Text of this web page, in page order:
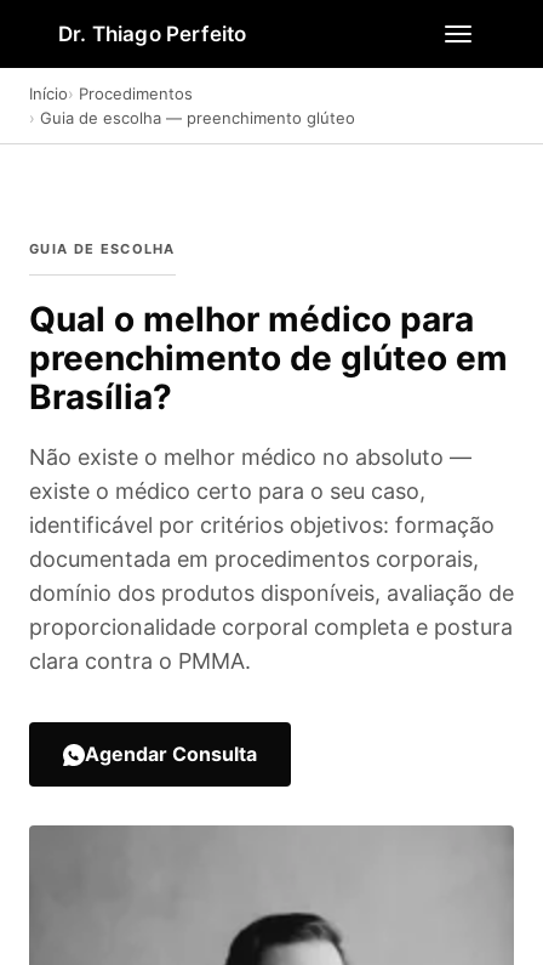
Dr. Thiago Perfeito
Início
Procedimentos
Guia de escolha — preenchimento glúteo
GUIA DE ESCOLHA
Qual o melhor médico para
preenchimento de glúteo em
Brasília?
Não existe o melhor médico no absoluto —
existe o médico certo para o seu caso,
identificável por critérios objetivos: formação
documentada em procedimentos corporais,
domínio dos produtos disponíveis, avaliação de
proporcionalidade corporal completa e postura
clara contra o PMMA.
Agendar Consulta